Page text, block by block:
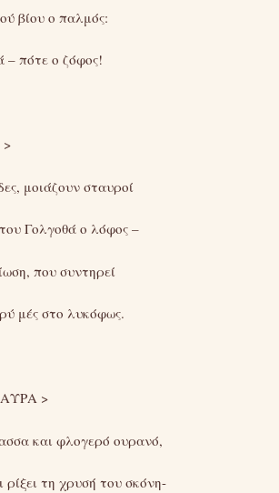
βίου ο παλμός:
– πότε ο ζόφος!
μοιάζουν σταυροί
Γολγοθά ο λόφος –
που συντηρεί
μές στο λυκόφως.
>
και φλογερό ουρανό,
ρίξει τη χρυσή του σκόνη-